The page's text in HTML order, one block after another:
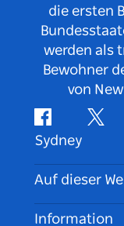
die ersten
werden als
Bewohner
von
Facebook
Sydney
Kontaktieren
Auf dieser
Reiseziele
Information